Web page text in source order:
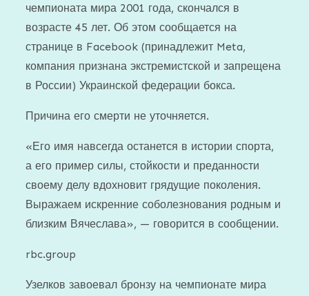
чемпионата мира 2001 года, скончался в
возрасте 45 лет. Об этом сообщается на
странице в Facebook (принадлежит Meta,
компания признана экстремистской и запрещена
в России) Украинской федерации бокса.
Причина его смерти не уточняется.
«Его имя навсегда останется в истории спорта,
а его пример силы, стойкости и преданности
своему делу вдохновит грядущие поколения.
Выражаем искренние соболезнования родным и
близким Вячеслава», — говорится в сообщении.
rbc.group
Узелков завоевал бронзу на чемпионате мира